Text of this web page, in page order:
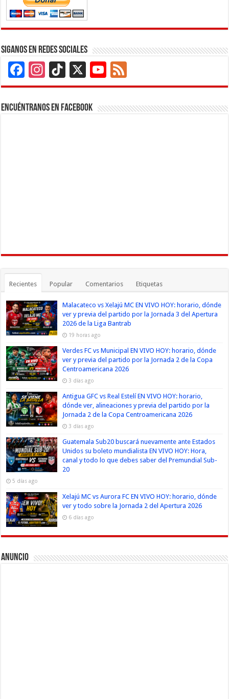
Siganos en Redes Sociales
Facebook
Instagram
TikTok
X
YouTube
Channel
Encuéntranos en Facebook
Recientes Popular Comentarios Etiquetas
Malacateco vs Xelajú MC EN VIVO HOY: horario, dónde
ver y previa del partido por la Jornada 3 del Apertura
2026 de la Liga Bantrab
19 horas ago
Verdes FC vs Municipal EN VIVO HOY: horario, dónde
ver y previa del partido por la Jornada 2 de la Copa
Centroamericana 2026
3 días ago
Antigua GFC vs Real Estelí EN VIVO HOY: horario,
dónde ver, alineaciones y previa del partido por la
Jornada 2 de la Copa Centroamericana 2026
3 días ago
Guatemala Sub20 buscará nuevamente ante Estados
Unidos su boleto mundialista EN VIVO HOY: Hora,
canal y todo lo que debes saber del Premundial Sub-
20
5 días ago
Xelajú MC vs Aurora FC EN VIVO HOY: horario, dónde
ver y todo sobre la Jornada 2 del Apertura 2026
6 días ago
Anuncio